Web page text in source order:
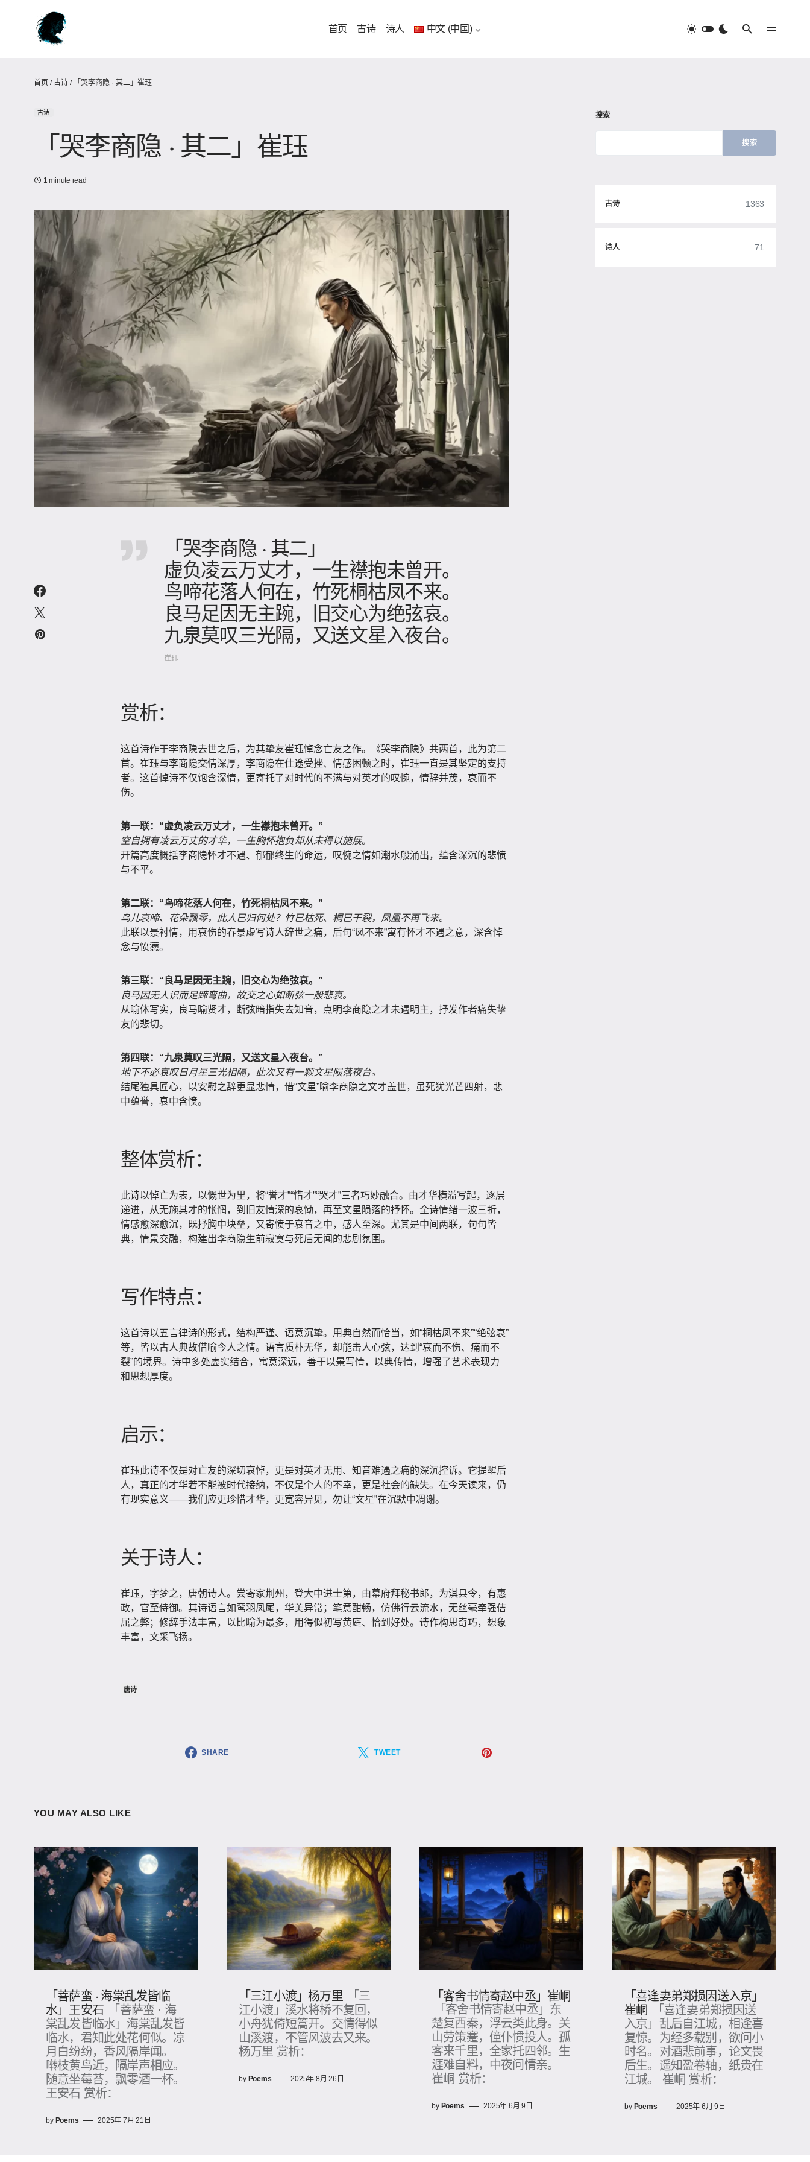
首页 古诗 诗人 中文 (中国)
首页 /古诗 / 「哭李商隐 · 其二」崔珏
古诗
「哭李商隐 · 其二」崔珏
1 minute read
「哭李商隐 · 其二」
虚负凌云万丈才，一生襟抱未曾开。
鸟啼花落人何在，竹死桐枯凤不来。
良马足因无主踠，旧交心为绝弦哀。
九泉莫叹三光隔，又送文星入夜台。
崔珏
赏析：
这首诗作于李商隐去世之后，为其挚友崔珏悼念亡友之作。《哭李商隐》共两首，此为第二
首。崔珏与李商隐交情深厚，李商隐在仕途受挫、情感困顿之时，崔珏一直是其坚定的支持
者。这首悼诗不仅饱含深情，更寄托了对时代的不满与对英才的叹惋，情辞并茂，哀而不
伤。
第一联：“虚负凌云万丈才，一生襟抱未曾开。”
空自拥有凌云万丈的才华，一生胸怀抱负却从未得以施展。
开篇高度概括李商隐怀才不遇、郁郁终生的命运，叹惋之情如潮水般涌出，蕴含深沉的悲愤
与不平。
第二联：“鸟啼花落人何在，竹死桐枯凤不来。”
鸟儿哀啼、花朵飘零，此人已归何处？竹已枯死、桐已干裂，凤凰不再飞来。
此联以景衬情，用哀伤的春景虚写诗人辞世之痛，后句“凤不来”寓有怀才不遇之意，深含悼
念与愤懑。
第三联：“良马足因无主踠，旧交心为绝弦哀。”
良马因无人识而足蹄弯曲，故交之心如断弦一般悲哀。
从喻体写实，良马喻贤才，断弦暗指失去知音，点明李商隐之才未遇明主，抒发作者痛失挚
友的悲切。
第四联：“九泉莫叹三光隔，又送文星入夜台。”
地下不必哀叹日月星三光相隔，此次又有一颗文星陨落夜台。
结尾独具匠心，以安慰之辞更显悲情，借“文星”喻李商隐之文才盖世，虽死犹光芒四射，悲
中蕴誉，哀中含愤。
整体赏析：
此诗以悼亡为表，以慨世为里，将“誉才”“惜才”“哭才”三者巧妙融合。由才华横溢写起，逐层
递进，从无施其才的怅惘，到旧友情深的哀恸，再至文星陨落的抒怀。全诗情绪一波三折，
情感愈深愈沉，既抒胸中块垒，又寄愤于哀音之中，感人至深。尤其是中间两联，句句皆
典，情景交融，构建出李商隐生前寂寞与死后无闻的悲剧氛围。
写作特点：
这首诗以五言律诗的形式，结构严谨、语意沉挚。用典自然而恰当，如“桐枯凤不来”“绝弦哀”
等，皆以古人典故借喻今人之情。语言质朴无华，却能击人心弦，达到“哀而不伤、痛而不
裂”的境界。诗中多处虚实结合，寓意深远，善于以景写情，以典传情，增强了艺术表现力
和思想厚度。
启示：
崔珏此诗不仅是对亡友的深切哀悼，更是对英才无用、知音难遇之痛的深沉控诉。它提醒后
人，真正的才华若不能被时代接纳，不仅是个人的不幸，更是社会的缺失。在今天读来，仍
有现实意义——我们应更珍惜才华，更宽容异见，勿让“文星”在沉默中凋谢。
关于诗人：
崔珏，字梦之，唐朝诗人。尝寄家荆州，登大中进士第，由幕府拜秘书郎，为淇县令，有惠
政，官至侍御。其诗语言如鸾羽凤尾，华美异常；笔意酣畅，仿佛行云流水，无丝毫牵强佶
屈之弊；修辞手法丰富，以比喻为最多，用得似初写黄庭、恰到好处。诗作构思奇巧，想象
丰富，文采飞扬。
唐诗
SHARE TWEET
搜索
搜索
古诗 1363
诗人 71
YOU MAY ALSO LIKE
「菩萨蛮 · 海棠乱发皆临
水」王安石
「菩萨蛮 · 海
棠乱发皆临水」海棠乱发皆
临水，君知此处花何似。凉
月白纷纷，香风隔岸闻。
啭枝黄鸟近，隔岸声相应。
随意坐莓苔，飘零酒一杯。
王安石 赏析：
by Poems 2025年 7月 21日
「三江小渡」杨万里
「三
江小渡」溪水将桥不复回，
小舟犹倚短篙开。交情得似
山溪渡，不管风波去又来。
杨万里 赏析：
by Poems 2025年 8月 26日
「客舍书情寄赵中丞」崔峒
「客舍书情寄赵中丞」东
楚复西秦，浮云类此身。关
山劳策蹇，僮仆惯投人。孤
客来千里，全家托四邻。生
涯难自料，中夜问情亲。
崔峒 赏析：
by Poems 2025年 6月 9日
「喜逢妻弟郑损因送入京」
崔峒
「喜逢妻弟郑损因送
入京」乱后自江城，相逢喜
复惊。为经多载别，欲问小
时名。对酒悲前事，论文畏
后生。遥知盈卷轴，纸贵在
江城。 崔峒 赏析：
by Poems 2025年 6月 9日